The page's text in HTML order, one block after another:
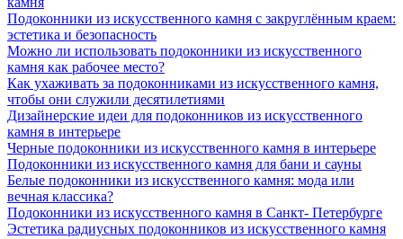
Подоконники из искусственного камня с закруглённым краем:
эстетика и безопасность
Можно ли использовать подоконники из искусственного
камня как рабочее место?
Как ухаживать за подоконниками из искусственного камня,
чтобы они служили десятилетиями
Дизайнерские идеи для подоконников из искусственного
камня в интерьере
Черные подоконники из искусственного камня в интерьере
Подоконники из искусственного камня для бани и сауны
Белые подоконники из искусственного камня: мода или
вечная классика?
Подоконники из искусственного камня в Санкт- Петербурге
Эстетика радиусных подоконников из искусственного камня